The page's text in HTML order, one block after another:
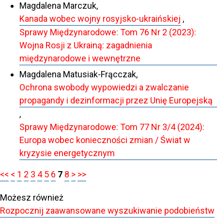
Magdalena Marczuk,
Kanada wobec wojny rosyjsko-ukraińskiej ,
Sprawy Międzynarodowe: Tom 76 Nr 2 (2023):
Wojna Rosji z Ukrainą: zagadnienia
międzynarodowe i wewnętrzne
Magdalena Matusiak-Frącczak,
Ochrona swobody wypowiedzi a zwalczanie
propagandy i dezinformacji przez Unię Europejską
,
Sprawy Międzynarodowe: Tom 77 Nr 3/4 (2024):
Europa wobec konieczności zmian / Świat w
kryzysie energetycznym
<< < 1 2 3 4 5 6 7 8 > >>
Możesz również
Rozpocznij zaawansowane wyszukiwanie podobieństw